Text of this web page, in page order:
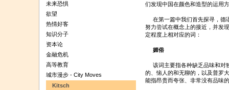
未来恐惧
欲望
热情好客
知识分子
资本论
金融危机
高等教育
城市漫步 - City Moves
Kitsch
们发现中国在颜色和造型的运用
在第一篇中我们首先探寻，德
努力尝试在概念上的接近，并发
定程度上相对应的词：
媚俗
该词主要指各种缺乏品味和对
的、恼人的和无聊的，以及普罗
能指昂贵而夸张、非常没有品味